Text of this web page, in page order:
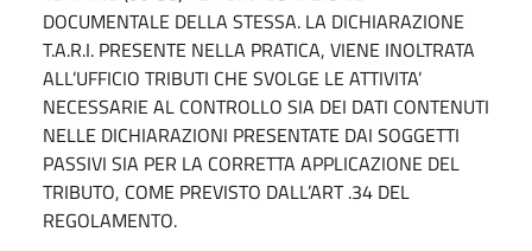
DOCUMENTALE DELLA STESSA. LA DICHIARAZIONE
T.A.R.I. PRESENTE NELLA PRATICA, VIENE INOLTRATA
ALL’UFFICIO TRIBUTI CHE SVOLGE LE ATTIVITA’
NECESSARIE AL CONTROLLO SIA DEI DATI CONTENUTI
NELLE DICHIARAZIONI PRESENTATE DAI SOGGETTI
PASSIVI SIA PER LA CORRETTA APPLICAZIONE DEL
TRIBUTO, COME PREVISTO DALL’ART .34 DEL
REGOLAMENTO.